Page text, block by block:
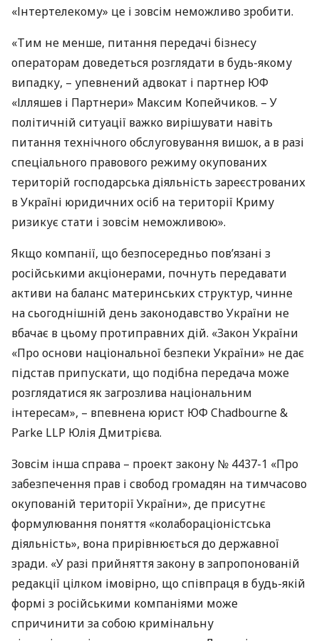
«Інтертелекому» це і зовсім неможливо зробити.
«Тим не менше, питання передачі бізнесу
операторам доведеться розглядати в будь-якому
випадку, – упевнений адвокат і партнер ЮФ
«Ілляшев і Партнери» Максим Копейчиков. – У
політичній ситуації важко вирішувати навіть
питання технічного обслуговування вишок, а в разі
спеціального правового режиму окупованих
територій господарська діяльність зареєстрованих
в Україні юридичних осіб на території Криму
ризикує стати і зовсім неможливою».
Якщо компанії, що безпосередньо пов’язані з
російськими акціонерами, почнуть передавати
активи на баланс материнських структур, чинне
на сьогоднішній день законодавство України не
вбачає в цьому протиправних дій. «Закон України
«Про основи національної безпеки України» не дає
підстав припускати, що подібна передача може
розглядатися як загрозлива національним
інтересам», – впевнена юрист ЮФ Chadbourne &
Parke LLP Юлія Дмитрієва.
Зовсім інша справа – проект закону № 4437-1 «Про
забезпечення прав і свобод громадян на тимчасово
окупованій території України», де присутнє
формулювання поняття «колабораціоністська
діяльність», вона прирівнюється до державної
зради. «У разі прийняття закону в запропонованій
редакції цілком імовірно, що співпраця в будь-якій
формі з російськими компаніями може
спричинити за собою кримінальну